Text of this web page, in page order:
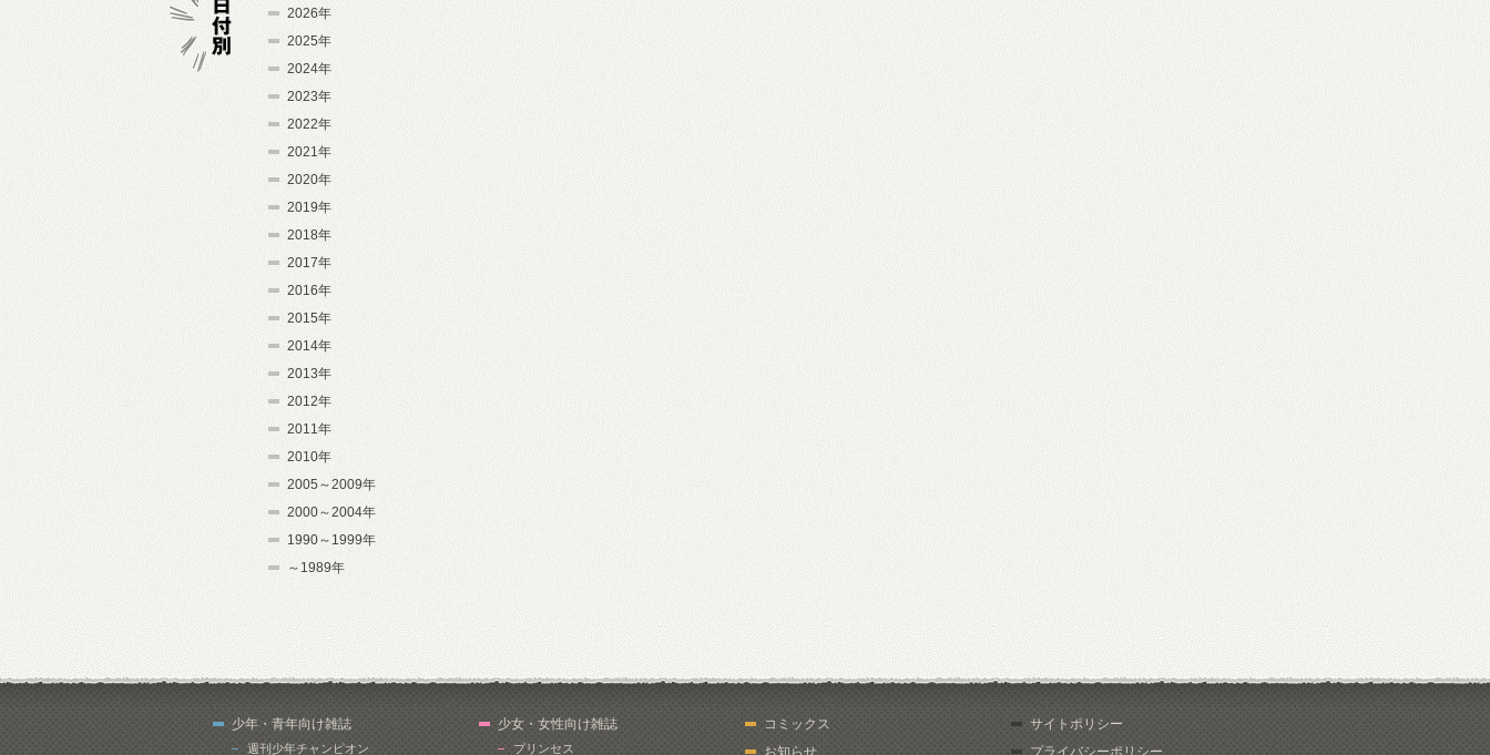
2026年
2025年
2024年
2023年
2022年
2021年
2020年
2019年
2018年
2017年
2016年
2015年
2014年
2013年
2012年
2011年
2010年
2005～2009年
2000～2004年
1990～1999年
～1989年
少年・青年向け雑誌
週刊少年チャンピオン
少女・女性向け雑誌
プリンセス
コミックス
お知らせ
サイトポリシー
プライバシーポリシー